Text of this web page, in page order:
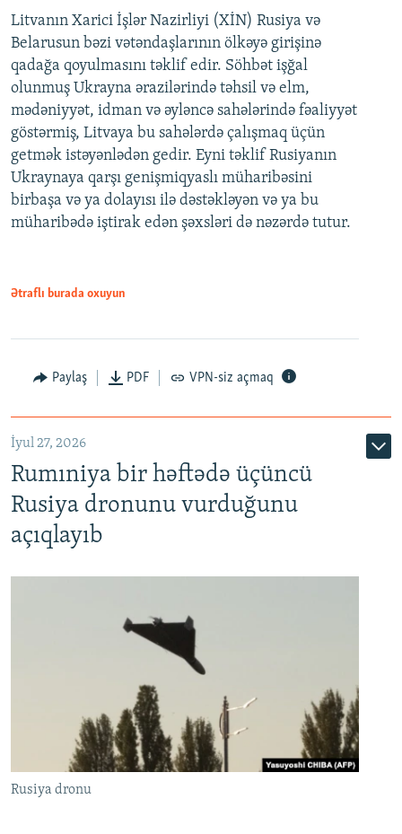
Litvanın Xarici İşlər Nazirliyi (XİN) Rusiya və
Belarusun bəzi vətəndaşlarının ölkəyə girişinə
qadağa qoyulmasını təklif edir. Söhbət işğal
olunmuş Ukrayna ərazilərində təhsil və elm,
mədəniyyət, idman və əyləncə sahələrində fəaliyyət
göstərmiş, Litvaya bu sahələrdə çalışmaq üçün
getmək istəyənlədən gedir. Eyni təklif Rusiyanın
Ukraynaya qarşı genişmiqyaslı müharibəsini
birbaşa və ya dolayısı ilə dəstəkləyən və ya bu
müharibədə iştirak edən şəxsləri də nəzərdə tutur.
Ətraflı burada oxuyun
Paylaş PDF VPN-siz açmaq
İyul 27, 2026
Rumıniya bir həftədə üçüncü
Rusiya dronunu vurduğunu
açıqlayıb
Rusiya dronu